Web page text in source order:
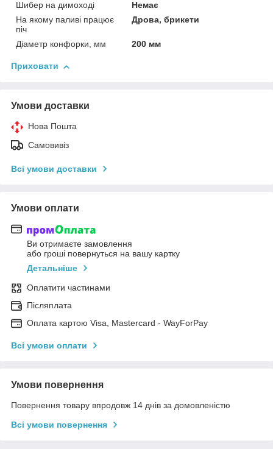
Шибер на димоході
Немає
На якому паливі працює
піч
Дрова, брикети
Діаметр конфорки, мм 200 мм
Приховати
Умови доставки
Нова Пошта
Самовивіз
Всі умови доставки
Умови оплати
Ви отримаєте замовлення
або гроші повернуться на вашу картку
Детальніше
Оплатити частинами
Післяплата
Оплата картою Visa, Mastercard - WayForPay
Всі умови оплати
Умови повернення
Повернення товару впродовж 14 днів за домовленістю
Всі умови повернення